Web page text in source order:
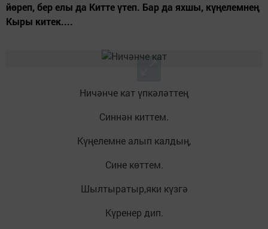
йөреп, бер елы да Китте үтеп. Бар да яхшы, күңелемнең
Кыры китек....
Ничәнче кат үпкәләттең
Синнән киттем.
Күңелемне алып калдың,
Сине көттем.
Шылтыратыр,яки күзгә
Күренер дип.